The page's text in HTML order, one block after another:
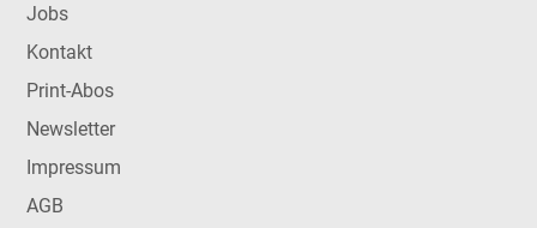
Jobs
Kontakt
Print-Abos
Newsletter
Impressum
AGB